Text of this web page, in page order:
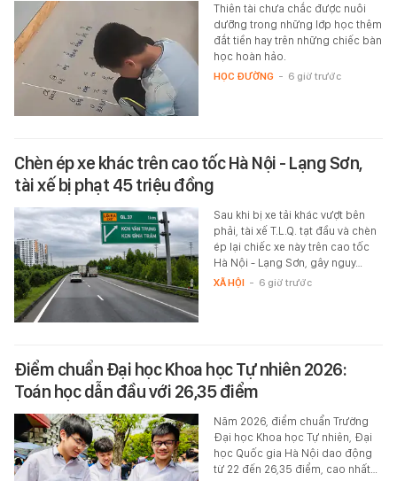
Thiên tài chưa chắc được nuôi
dưỡng trong những lớp học thêm
đắt tiền hay trên những chiếc bàn
học hoàn hảo.
HỌC ĐƯỜNG - 6 giờ trước
Chèn ép xe khác trên cao tốc Hà Nội - Lạng Sơn,
tài xế bị phạt 45 triệu đồng
Sau khi bị xe tải khác vượt bên
phải, tài xế T.L.Q. tạt đầu và chèn
ép lại chiếc xe này trên cao tốc
Hà Nội - Lạng Sơn, gây nguy…
XÃ HỘI - 6 giờ trước
Điểm chuẩn Đại học Khoa học Tự nhiên 2026:
Toán học dẫn đầu với 26,35 điểm
Năm 2026, điểm chuẩn Trường
Đại học Khoa học Tự nhiên, Đại
học Quốc gia Hà Nội dao động
từ 22 đến 26,35 điểm, cao nhất…